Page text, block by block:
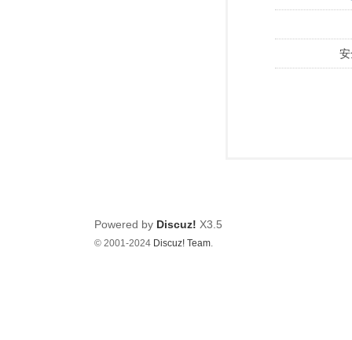
Powered by Discuz! X3.5
© 2001-2024 Discuz! Team.